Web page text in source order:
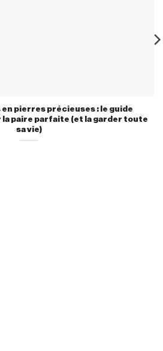
en pierres précieuses : le guide
paire parfaite (et la garder toute
sa vie)